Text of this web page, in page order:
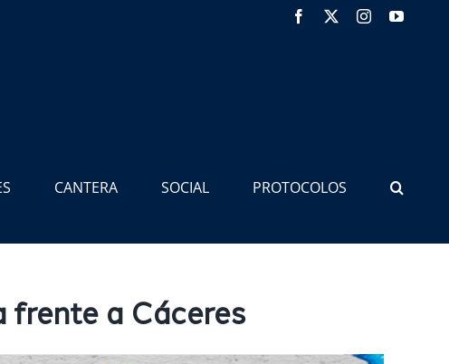
Facebook Instagram
CANTERA SOCIAL PROTOCOLOS
frente a Cáceres